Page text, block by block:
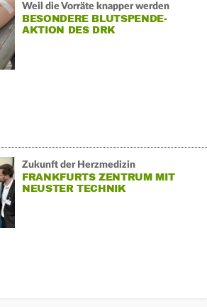
Weil die Vorräte knapper werden
BESONDERE BLUTSPENDE-
AKTION DES DRK
Zukunft der Herzmedizin
FRANKFURTS ZENTRUM MIT
NEUSTER TECHNIK